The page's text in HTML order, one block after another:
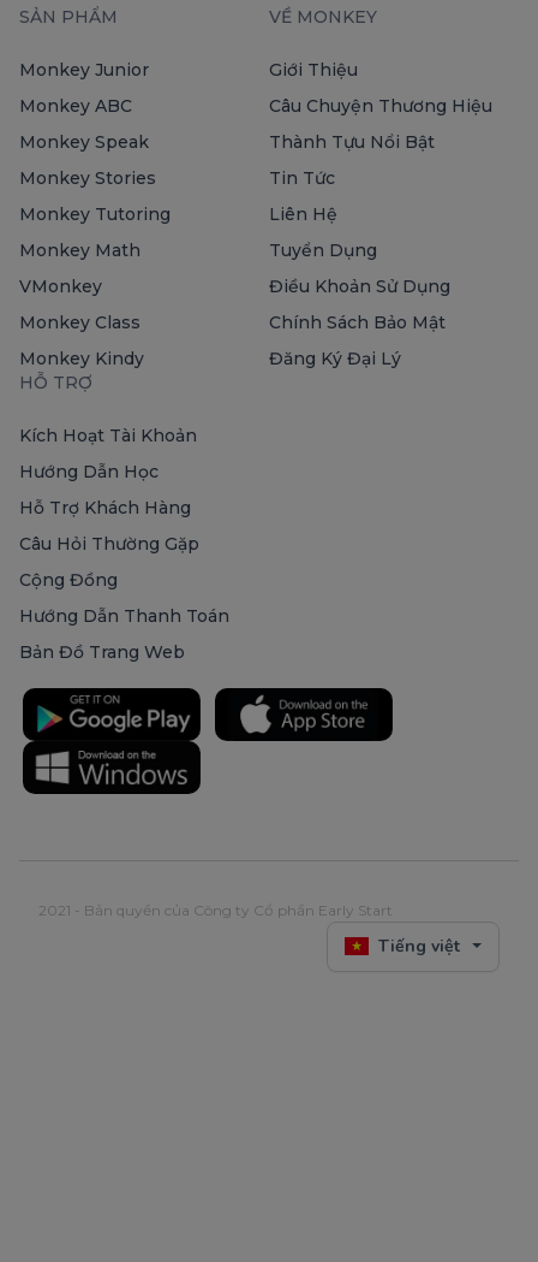
SẢN PHẨM
Monkey Junior
Monkey ABC
Monkey Speak
Monkey Stories
Monkey Tutoring
Monkey Math
VMonkey
Monkey Class
Monkey Kindy
VỀ MONKEY
Giới Thiệu
Câu Chuyện Thương Hiệu
Thành Tựu Nổi Bật
Tin Tức
Liên Hệ
Tuyển Dụng
Điều Khoản Sử Dụng
Chính Sách Bảo Mật
Đăng Ký Đại Lý
HỖ TRỢ
Kích Hoạt Tài Khoản
Hướng Dẫn Học
Hỗ Trợ Khách Hàng
Câu Hỏi Thường Gặp
Cộng Đồng
Hướng Dẫn Thanh Toán
Bản Đồ Trang Web
2021 - Bản quyền của Công ty Cổ phần Early Start
Tiếng việt